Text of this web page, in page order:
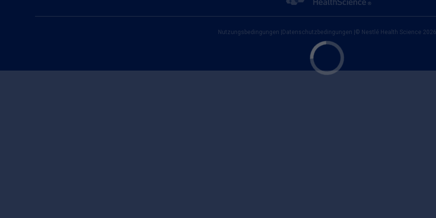
Nutzungsbedingungen Datenschutzbedingungen © Nestlé Health Science 2026